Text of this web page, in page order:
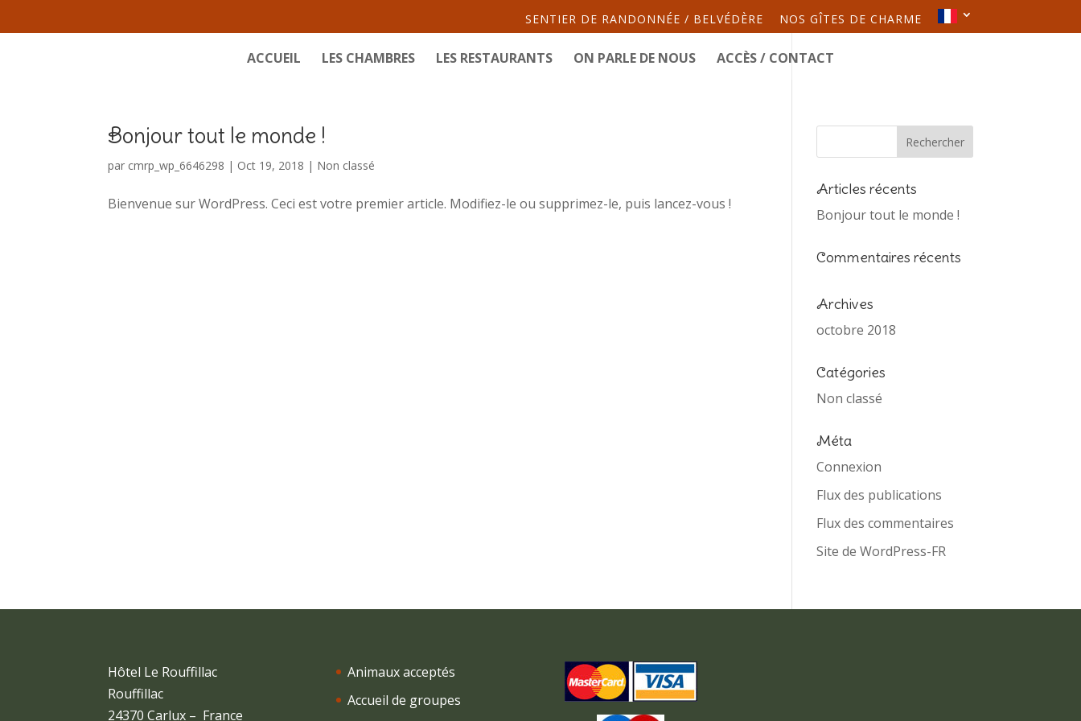
SENTIER DE RANDONNÉE / BELVÉDÈRE NOS GÎTES DE CHARME
ACCUEIL LES CHAMBRES LES RESTAURANTS ON PARLE DE NOUS ACCÈS / CONTACT
Bonjour tout le monde !
par cmrp_wp_6646298 | Oct 19, 2018 | Non classé
Bienvenue sur WordPress. Ceci est votre premier article. Modifiez-le ou supprimez-le, puis lancez-vous !
Articles récents
Bonjour tout le monde !
Commentaires récents
Archives
octobre 2018
Catégories
Non classé
Méta
Connexion
Flux des publications
Flux des commentaires
Site de WordPress-FR
Hôtel Le Rouffillac
Rouffillac
24370 Carlux – France
Animaux acceptés
Accueil de groupes